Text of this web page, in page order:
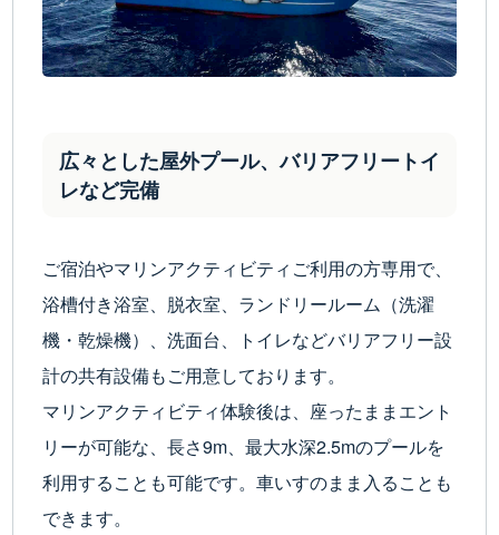
広々とした屋外プール、バリアフリートイ
レなど完備
ご宿泊やマリンアクティビティご利用の方専用で、
浴槽付き浴室、脱衣室、ランドリールーム（洗濯
機・乾燥機）、洗面台、トイレなどバリアフリー設
計の共有設備もご用意しております。
マリンアクティビティ体験後は、座ったままエント
リーが可能な、長さ9m、最大水深2.5mのプールを
利用することも可能です。車いすのまま入ることも
できます。